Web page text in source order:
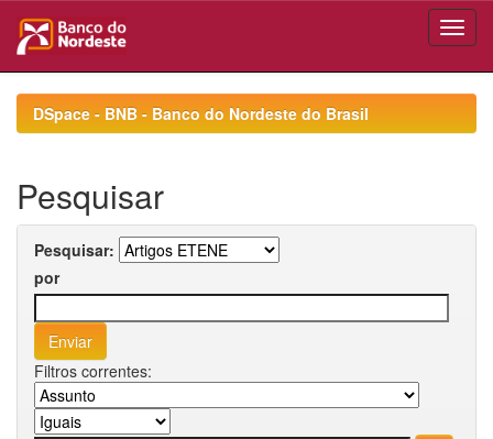
navigationDSpace - BNB - Banco do Nordeste do Brasil
Pesquisar
Pesquisar:
por
Filtros correntes: